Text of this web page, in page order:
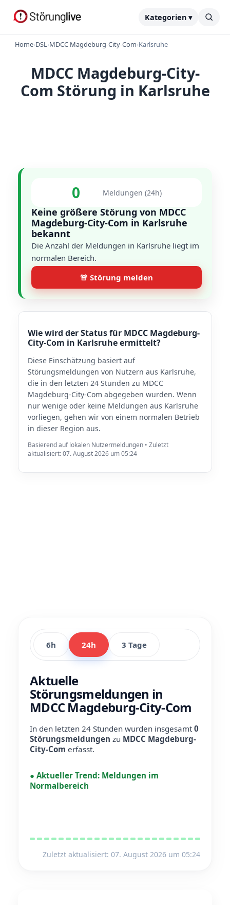
Kategorien ▾
Home›DSL›MDCC Magdeburg-City-Com›Karlsruhe
MDCC Magdeburg-City-
Com Störung in Karlsruhe
0 Meldungen (24h)
Keine größere Störung von MDCC
Magdeburg-City-Com in Karlsruhe
bekannt
Die Anzahl der Meldungen in Karlsruhe liegt im
normalen Bereich.
🚨 Störung melden
Wie wird der Status für MDCC Magdeburg-
City-Com in Karlsruhe ermittelt?
Diese Einschätzung basiert auf
Störungsmeldungen von Nutzern aus Karlsruhe,
die in den letzten 24 Stunden zu MDCC
Magdeburg-City-Com abgegeben wurden. Wenn
nur wenige oder keine Meldungen aus Karlsruhe
vorliegen, gehen wir von einem normalen Betrieb
in dieser Region aus.
Basierend auf lokalen Nutzermeldungen • Zuletzt
aktualisiert: 07. August 2026 um 05:24
6h 24h 3 Tage
Aktuelle
Störungsmeldungen in
MDCC Magdeburg-City-Com
In den letzten 24 Stunden wurden insgesamt0
Störungsmeldungen zu MDCC Magdeburg-
City-Com erfasst.
● Aktueller Trend: Meldungen im
Normalbereich
Zuletzt aktualisiert: 07. August 2026 um 05:24